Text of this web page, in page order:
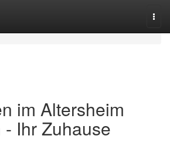
im Altersheim
Ihr Zuhause